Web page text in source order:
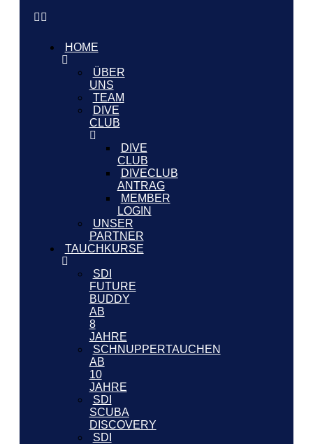
HOME
ÜBER
UNS
TEAM
DIVE
CLUB
DIVE
CLUB
DIVECLUB
ANTRAG
MEMBER
LOGIN
UNSER
PARTNER
TAUCHKURSE
SDI
FUTURE
BUDDY
AB
8
JAHRE
SCHNUPPERTAUCHEN
AB
10
JAHRE
SDI
SCUBA
DISCOVERY
SDI